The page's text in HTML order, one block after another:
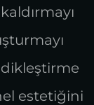
estetiğini